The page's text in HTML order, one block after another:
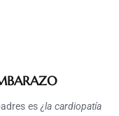
es¿la cardiopatía